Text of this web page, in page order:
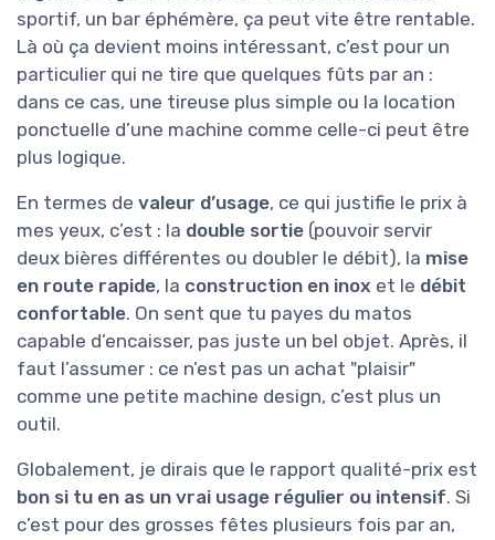
sportif, un bar éphémère, ça peut vite être rentable.
Là où ça devient moins intéressant, c’est pour un
particulier qui ne tire que quelques fûts par an :
dans ce cas, une tireuse plus simple ou la location
ponctuelle d’une machine comme celle-ci peut être
plus logique.
En termes de valeur d’usage, ce qui justifie le prix à
mes yeux, c’est : la double sortie (pouvoir servir
deux bières différentes ou doubler le débit), la mise
en route rapide, la construction en inox et le débit
confortable. On sent que tu payes du matos
capable d’encaisser, pas juste un bel objet. Après, il
faut l’assumer : ce n’est pas un achat "plaisir"
comme une petite machine design, c’est plus un
outil.
Globalement, je dirais que le rapport qualité-prix est
bon si tu en as un vrai usage régulier ou intensif. Si
c’est pour des grosses fêtes plusieurs fois par an,